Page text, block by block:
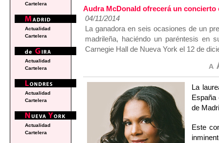
Audra McDonald ofrecerá un concierto
04/11/2014
La ganadora en seis ocasiones de un
madrileña, haciéndo un paréntesis en
Carnegie Hall de Nueva York el 12 de
La
España
de
Este
Cartelera
Actualidad
Cartelera
Actualidad
Cartelera
Actualidad
Cartelera
Actualidad
Cartelera